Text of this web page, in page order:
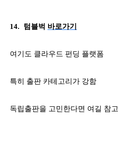
14. 텀블벅 바로가기
여기도 클라우드 펀딩 플랫폼
특히 출판 카테고리가 강함
독립출판을 고민한다면 여길 참고